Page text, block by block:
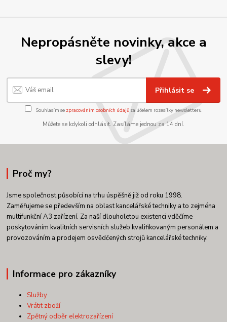
Nepropásněte novinky, akce a
slevy!
Přihlásit se
Souhlasím se zpracováním osobních údajůza účelem rozesílky newsletteru.
Můžete se kdykoli odhlásit. Zasíláme jednou za 14 dní.
Proč my?
Jsme společnost působící na trhu úspěšně již od roku 1998.
Zaměřujeme se především na oblast kancelářské techniky a to zejména
multifunkční A3 zařízení. Za naší dlouholetou existenci vděčíme
poskytováním kvalitních servisních služeb kvalifikovaným personálem a
provozováním a prodejem osvědčených strojů kancelářské techniky.
Informace pro zákazníky
Služby
Vrátit zboží
Zpětný odběr elektrozařízení